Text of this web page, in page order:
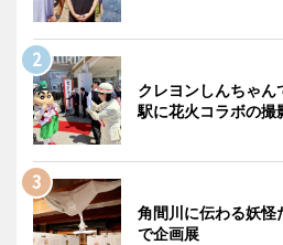
クレヨンしんちゃ
駅に花火コラボの撮
角間川に伝わる妖
で企画展